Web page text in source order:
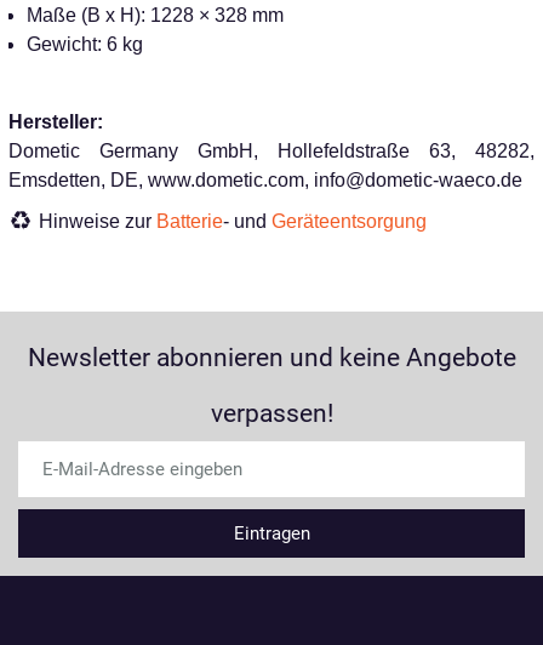
Maße (B x H): 1228 × 328 mm
Gewicht: 6 kg
Hersteller:
Dometic Germany GmbH, Hollefeldstraße 63, 48282,
Emsdetten, DE, www.dometic.com, info@dometic-waeco.de
Hinweise zur Batterie- und Geräteentsorgung
Newsletter abonnieren und keine Angebote
verpassen!